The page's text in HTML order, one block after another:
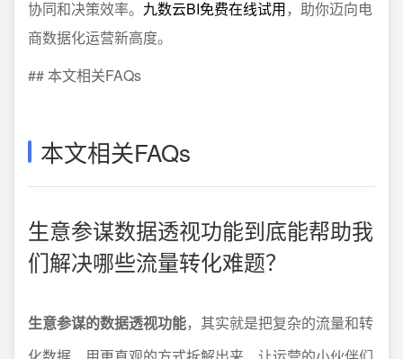
协同和决策效率。 九数云BI免费在线试用，助你迈向电
商数据化运营新高度。
## 本文相关FAQs
本文相关FAQs
生意参谋数据透视功能到底能帮助我
们解决哪些流量转化难题？
生意参谋的数据透视功能，其实就是把复杂的流量和转